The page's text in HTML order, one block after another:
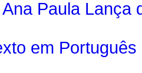
Paula Lança
em Português